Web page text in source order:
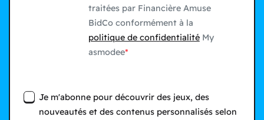
traitées par Financière Amuse
BidCo conformément à la
politique de confidentialitéMy
asmodee
Je m'abonne pour découvrir des jeux, des
nouveautés et des contenus personnalisés selon